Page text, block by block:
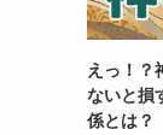
えっ！？
ないと損
係とは？